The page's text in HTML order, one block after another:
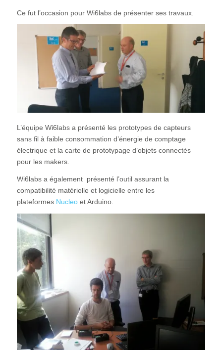
Ce fut l’occasion pour Wi6labs de présenter ses travaux.
L’équipe Wi6labs a présenté les prototypes de capteurs
sans fil à faible consommation d’énergie de comptage
électrique et la carte de prototypage d’objets connectés
pour les makers.
Wi6labs a également présenté l’outil assurant la
compatibilité matérielle et logicielle entre les
plateformes Nucleo et Arduino.